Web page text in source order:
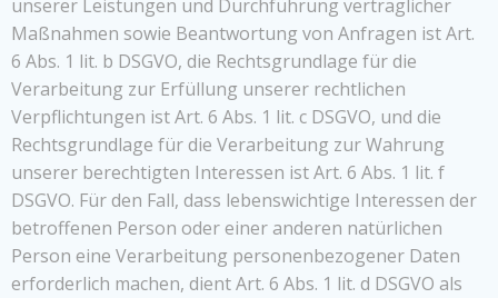
unserer Leistungen und Durchführung vertraglicher
Maßnahmen sowie Beantwortung von Anfragen ist Art.
6 Abs. 1 lit. b DSGVO, die Rechtsgrundlage für die
Verarbeitung zur Erfüllung unserer rechtlichen
Verpflichtungen ist Art. 6 Abs. 1 lit. c DSGVO, und die
Rechtsgrundlage für die Verarbeitung zur Wahrung
unserer berechtigten Interessen ist Art. 6 Abs. 1 lit. f
DSGVO. Für den Fall, dass lebenswichtige Interessen der
betroffenen Person oder einer anderen natürlichen
Person eine Verarbeitung personenbezogener Daten
erforderlich machen, dient Art. 6 Abs. 1 lit. d DSGVO als